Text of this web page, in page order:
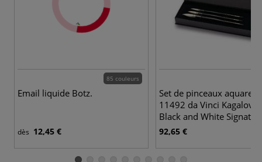
85 couleurs
Email liquide Botz.
dès 12,45 €
Set de pinceaux
11492 da Vinci
Black and White
Edition
92,65 €